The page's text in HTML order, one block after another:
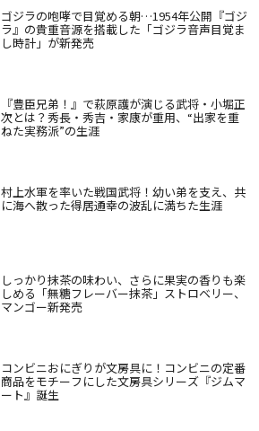
ゴジラの咆哮で目覚める朝…1954年公開『ゴジ
ラ』の貴重音源を搭載した「ゴジラ音声目覚ま
し時計」が新発売
『豊臣兄弟！』で萩原護が演じる武将・小堀正
次とは？秀長・秀吉・家康が重用、“出家を重
ねた実務派”の生涯
村上水軍を率いた戦国武将！幼い弟を支え、共
に海へ散った得居通幸の波乱に満ちた生涯
しっかり抹茶の味わい、さらに果実の香りも楽
しめる「無糖フレーバー抹茶」ストロベリー、
マンゴー新発売
コンビニおにぎりが文房具に！コンビニの定番
商品をモチーフにした文房具シリーズ『ジムマ
ート』誕生